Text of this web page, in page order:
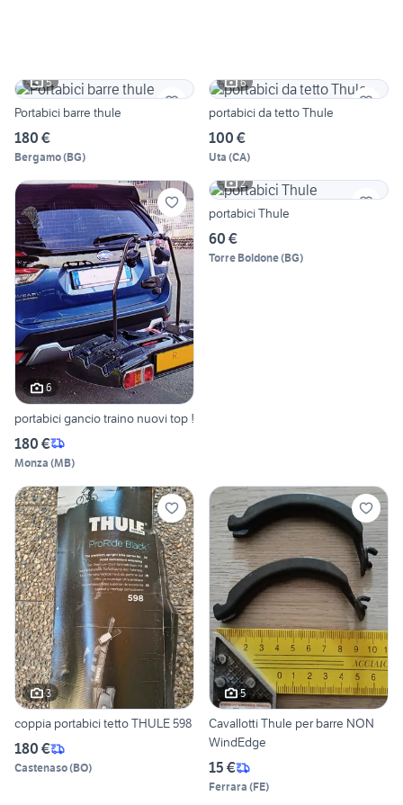
5
Portabici barre thule
180 €
Bergamo(BG)
6
portabici da tetto Thule
100 €
Uta (CA)
6
portabici gancio traino nuovi top !
180 €
Monza (MB)
2
portabici Thule
60 €
Torre Boldone(BG)
3
coppia portabici tetto THULE 598
180 €
Castenaso(BO)
5
Cavallotti Thule per barre NON
WindEdge
15 €
Ferrara (FE)